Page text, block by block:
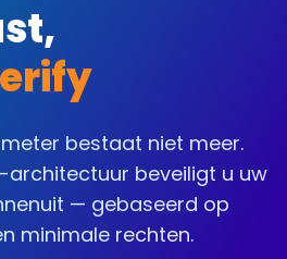
bestaat niet meer.
architectuur beveiligt u uw
— gebaseerd op
minimale rechten.